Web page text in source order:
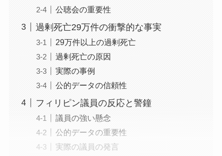
公聴会の重要性
過剰死亡29万件の衝撃的な事実
29万件以上の過剰死亡
過剰死亡の原因
実際の事例
公的データの信頼性
フィリピン議員の反応と警鐘
議員の強い懸念
公的データの重要性
実際の議員の発言